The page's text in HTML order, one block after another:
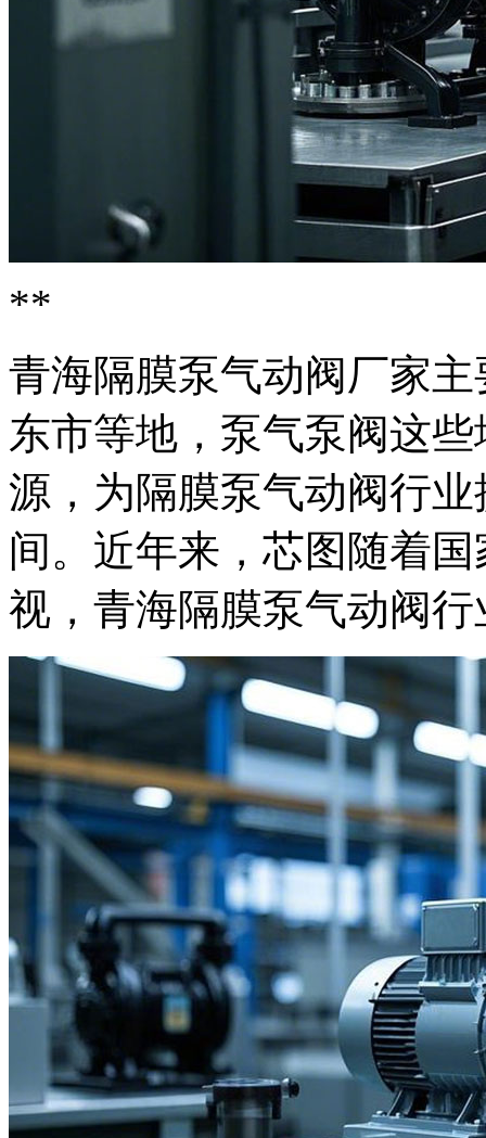
**
青海隔膜泵气动阀厂家
东市等地，泵气泵阀这些
源，为隔膜泵气动阀行
间。近年来，芯图随着
视，青海隔膜泵气动阀